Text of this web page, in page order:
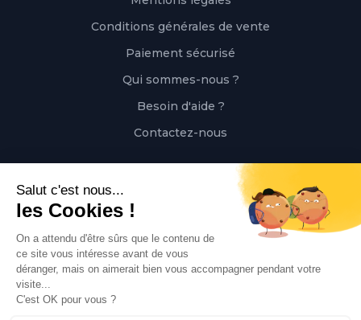
Conditions générales de vente
Paiement sécurisé
Qui sommes-nous ?
Besoin d'aide ?
Contactez-nous
Polaert Pièces Auto, 25 Rue des Perrets, 76680
Appeler